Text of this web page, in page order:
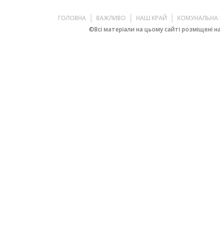
ГОЛОВНА ВАЖЛИВО НАШ КРАЙ
КОМУНАЛЬНА
©Всі матеріали на цьому сайті розміщені